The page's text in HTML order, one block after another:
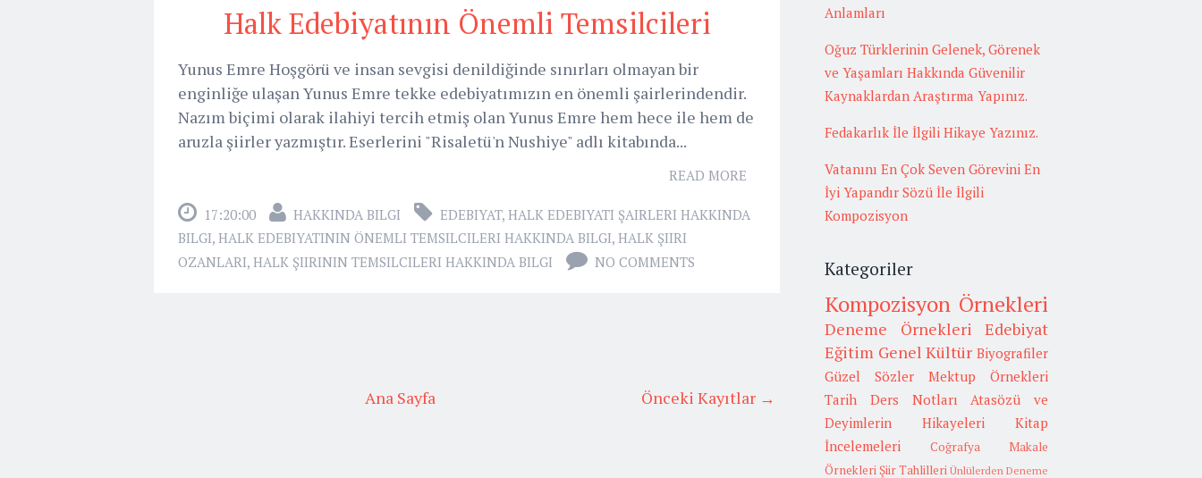
Halk Edebiyatının Önemli Temsilcileri
Yunus Emre Hoşgörü ve insan sevgisi denildiğinde sınırları olmayan bir
enginliğe ulaşan Yunus Emre tekke edebiyatımızın en önemli şairlerindendir.
Nazım biçimi olarak ilahiyi tercih etmiş olan Yunus Emre hem hece ile hem de
aruzla şiirler yazmıştır. Eserlerini "Risaletü'n Nushiye" adlı kitabında...
READ MORE
17:20:00 HAKKINDA BILGI EDEBIYAT, HALK EDEBIYATI ŞAIRLERI HAKKINDA
BILGI, HALK EDEBIYATININ ÖNEMLI TEMSILCILERI HAKKINDA BILGI, HALK ŞIIRI
OZANLARI, HALK ŞIIRININ TEMSILCILERI HAKKINDA BILGI NO COMMENTS
Önceki Kayıtlar →
Ana Sayfa
Anlamları
Oğuz Türklerinin Gelenek, Görenek
ve Yaşamları Hakkında Güvenilir
Kaynaklardan Araştırma Yapınız.
Fedakarlık İle İlgili Hikaye Yazınız.
Vatanını En Çok Seven Görevini En
İyi Yapandır Sözü İle İlgili
Kompozisyon
Kategoriler
Kompozisyon Örnekleri
Deneme Örnekleri
Edebiyat
Eğitim Genel Kültür Biyografiler
Güzel Sözler
Mektup Örnekleri
Tarih
Ders Notları
Atasözü ve
Deyimlerin Hikayeleri
Kitap
İncelemeleri
Coğrafya
Makale
Örnekleri Şiir Tahlilleri Ünlülerden Deneme